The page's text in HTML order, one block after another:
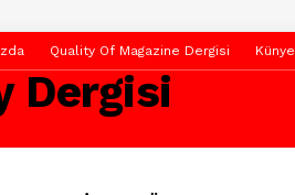
Quality Of Magazine Dergisi Künye